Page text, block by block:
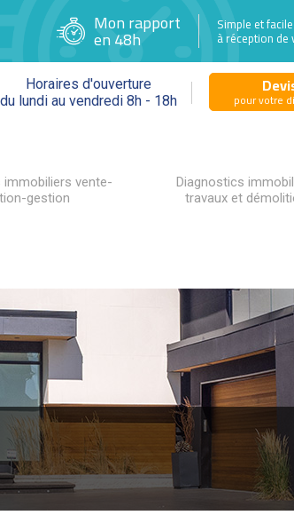
Mon rapport
en 48h
Simple et
à réception
Horaires d'ouverture
du lundi au vendredi 8h - 18h
pour votre
immobiliers vente-
gestion
Diagnostics
travaux et